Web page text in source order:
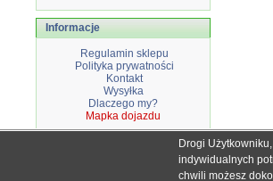
Informacje
Regulamin sklepu
Polityka prywatności
Kontakt
Wysyłka
Dlaczego my?
Mapka dojazdu
Wszystkie nazwy i znaki
Mimo
Drogi
indywidualnych
chwili możesz